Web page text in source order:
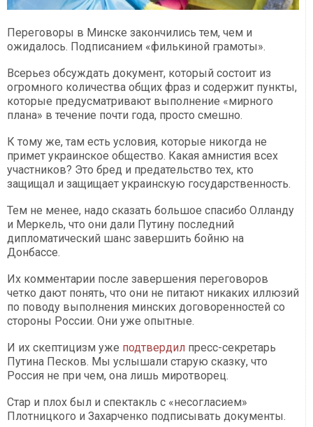
Переговоры в Минске закончились тем, чем и
ожидалось. Подписанием «филькиной грамоты».
Всерьез обсуждать документ, который состоит из
огромного количества общих фраз и содержит пункты,
которые предусматривают выполнение «мирного
плана» в течение почти года, просто смешно.
К тому же, там есть условия, которые никогда не
примет украинское общество. Какая амнистия всех
участников? Это бред и предательство тех, кто
защищал и защищает украинскую государственность.
Тем не менее, надо сказать большое спасибо Олланду
и Меркель, что они дали Путину последний
дипломатический шанс завершить бойню на
Донбассе.
Их комментарии после завершения переговоров
четко дают понять, что они не питают никаких иллюзий
по поводу выполнения минских договоренностей со
стороны России. Они уже опытные.
И их скептицизм уже подтвердил пресс-секретарь
Путина Песков. Мы услышали старую сказку, что
Россия не при чем, она лишь миротворец.
Стар и плох был и спектакль с «несогласием»
Плотницкого и Захарченко подписывать документы.